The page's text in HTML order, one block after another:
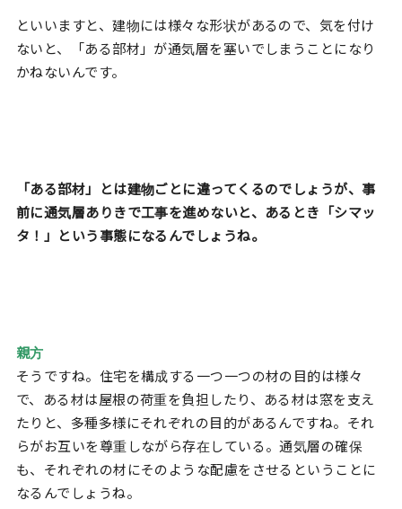
といいますと、建物には様々な形状があるので、気を付け
ないと、「ある部材」が通気層を塞いでしまうことになり
かねないんです。
「ある部材」とは建物ごとに違ってくるのでしょうが、事
前に通気層ありきで工事を進めないと、あるとき「シマッ
タ！」という事態になるんでしょうね。
親方
そうですね。住宅を構成する一つ一つの材の目的は様々
で、ある材は屋根の荷重を負担したり、ある材は窓を支え
たりと、多種多様にそれぞれの目的があるんですね。それ
らがお互いを尊重しながら存在している。通気層の確保
も、それぞれの材にそのような配慮をさせるということに
なるんでしょうね。